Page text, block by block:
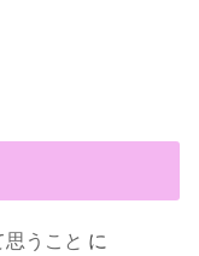
うこと に